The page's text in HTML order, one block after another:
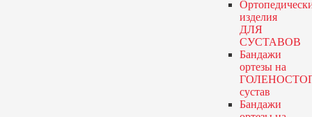
изделия
ДЛЯ
СУСТАВОВ
Бандажи
ортезы на
сустав
Бандажи